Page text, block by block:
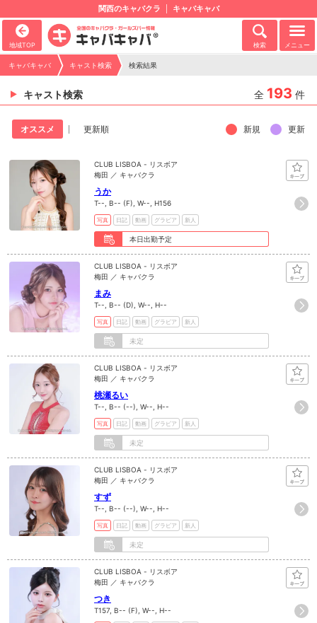
関西のキャバクラ キャバキャバ
地域TOP 検索 メニュー
キャバキャバ キャスト検索 検索結果
キャスト検索 全 193 件
オススメ 更新順 新規 更新
CLUB LISBOA - リスボア
梅田 ／ キャバクラ
うか
T--, B-- (F), W--, H156
写真 日記 動画 グラビア 新人
本日出勤予定
CLUB LISBOA - リスボア
梅田 ／ キャバクラ
まみ
T--, B-- (D), W--, H--
写真 日記 動画 グラビア 新人
未定
CLUB LISBOA - リスボア
梅田 ／ キャバクラ
桃瀬るい
T--, B-- (--), W--, H--
写真 日記 動画 グラビア 新人
未定
CLUB LISBOA - リスボア
梅田 ／ キャバクラ
すず
T--, B-- (--), W--, H--
写真 日記 動画 グラビア 新人
未定
CLUB LISBOA - リスボア
梅田 ／ キャバクラ
つき
T157, B-- (F), W--, H--